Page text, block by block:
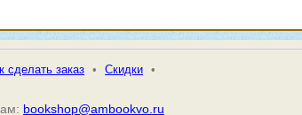
сделать заказ • Скидки •
bookshop@ambookvo.ru